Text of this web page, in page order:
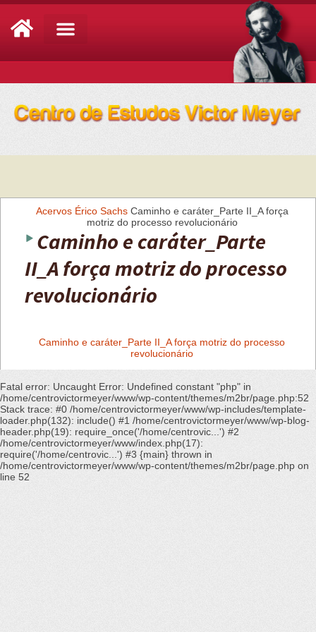
Acervos Érico Sachs Caminho e caráter_Parte II_A força
motriz do processo revolucionário
Caminho e caráter_Parte
II_A força motriz do processo
revolucionário
Caminho e caráter_Parte II_A força motriz do processo
revolucionário
Fatal error: Uncaught Error: Undefined constant "php" in
/home/centrovictormeyer/www/wp-content/themes/m2br/page.php:52
Stack trace: #0 /home/centrovictormeyer/www/wp-includes/template-
loader.php(132): include() #1 /home/centrovictormeyer/www/wp-blog-
header.php(19): require_once('/home/centrovic...') #2
/home/centrovictormeyer/www/index.php(17):
require('/home/centrovic...') #3 {main} thrown in
/home/centrovictormeyer/www/wp-content/themes/m2br/page.php on
line 52